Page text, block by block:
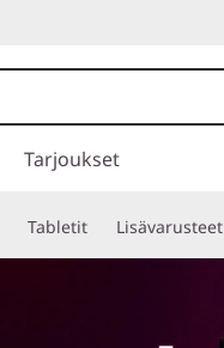
Tarjoukset
Tabletit Lisävarusteet